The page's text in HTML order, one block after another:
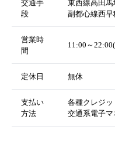
交通手
段
東西線高田
副都心線西
営業時
間
11:00～
定休日 無休
支払い
方法
各種クレジッ
交通系電子マ